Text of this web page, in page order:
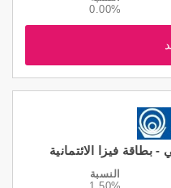
0.00%
- بطاقة فيزا الائتمانية
النسبة